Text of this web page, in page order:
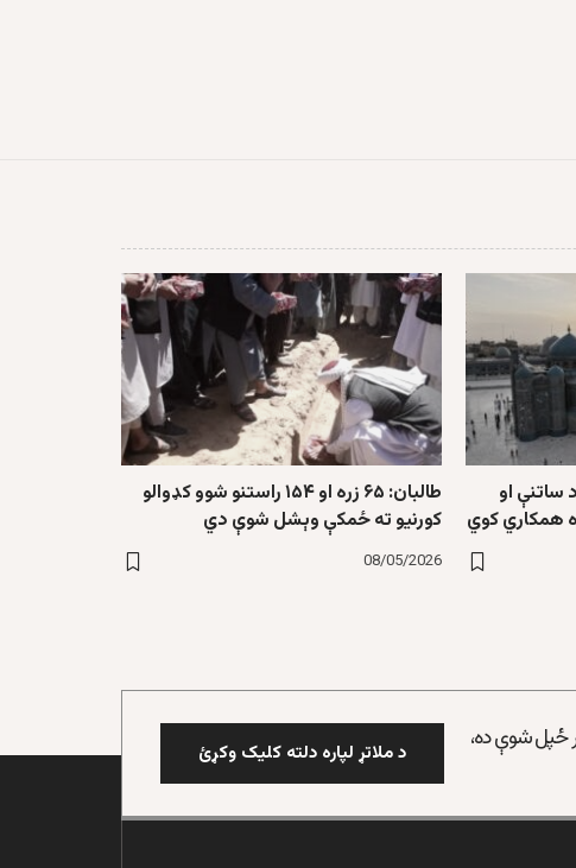
ساتنې او
همکاري کوي
طالبان: ۶۵ زره او ۱۵۴ راستنو شوو کډوالو
کورنیو ته ځمکې وېشل شوې دي
08/05/2026
ځپل شوې ده،
د ملاتړ لپاره دلته کلیک وکړئ